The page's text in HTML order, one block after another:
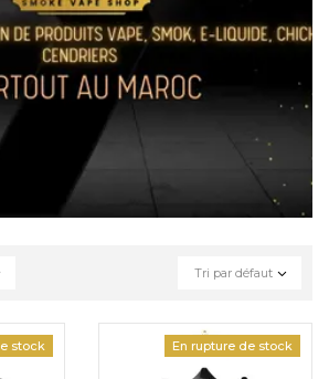
Tri par défaut
stock En rupture de stock